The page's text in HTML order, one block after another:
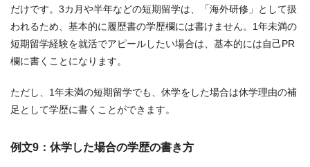
だけです。3カ月や半年などの短期留学は、「海外研修」として扱
われるため、基本的に履歴書の学歴欄には書けません。1年未満の
短期留学経験を就活でアピールしたい場合は、基本的には自己PR
欄に書くことになります。
ただし、1年未満の短期留学でも、休学をした場合は休学理由の補
足として学歴に書くことができます。
例文9：休学した場合の学歴の書き方